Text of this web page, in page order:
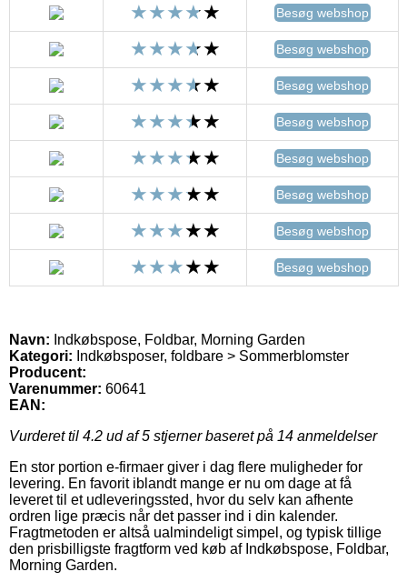
Besøg webshop
Besøg webshop
Besøg webshop
Besøg webshop
Besøg webshop
Besøg webshop
Besøg webshop
Besøg webshop
Navn: Indkøbspose, Foldbar, Morning Garden
Kategori: Indkøbsposer, foldbare > Sommerblomster
Producent:
Varenummer: 60641
EAN:
Vurderet til 4.2 ud af 5 stjerner baseret på 14 anmeldelser
En stor portion e-firmaer giver i dag flere muligheder for
levering. En favorit iblandt mange er nu om dage at få
leveret til et udleveringssted, hvor du selv kan afhente
ordren lige præcis når det passer ind i din kalender.
Fragtmetoden er altså ualmindeligt simpel, og typisk tillige
den prisbilligste fragtform ved køb af Indkøbspose, Foldbar,
Morning Garden.